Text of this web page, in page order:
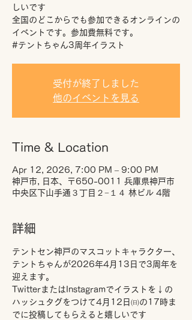
しいです
全国のどこからでも参加できるオンラインの
イベントです。参加費無料です。
#テントちゃん3周年イラスト
受付が終了しました
他のイベントを見る
Time & Location
Apr 12, 2026, 7:00 PM – 9:00 PM
神戸市, 日本、〒650-0011 兵庫県神戸市
中央区下山手通３丁目２−１４ 林ビル 4階
詳細
テントセン神戸のマスコットキャラクター、
テントちゃんが2026年4月13日で3周年を
迎えます。
TwitterまたはInstagramでイラストを↓の
ハッシュタグをつけて4月12日㈰の17時ま
でに投稿してもらえると嬉しいです